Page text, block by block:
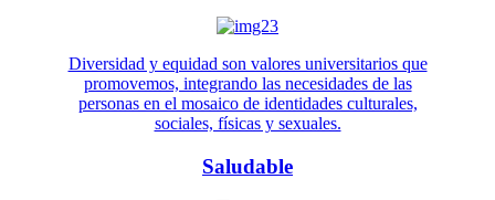
Diversidad y equidad son valores universitarios que
promovemos, integrando las necesidades de las
personas en el mosaico de identidades culturales,
sociales, físicas y sexuales.
Saludable